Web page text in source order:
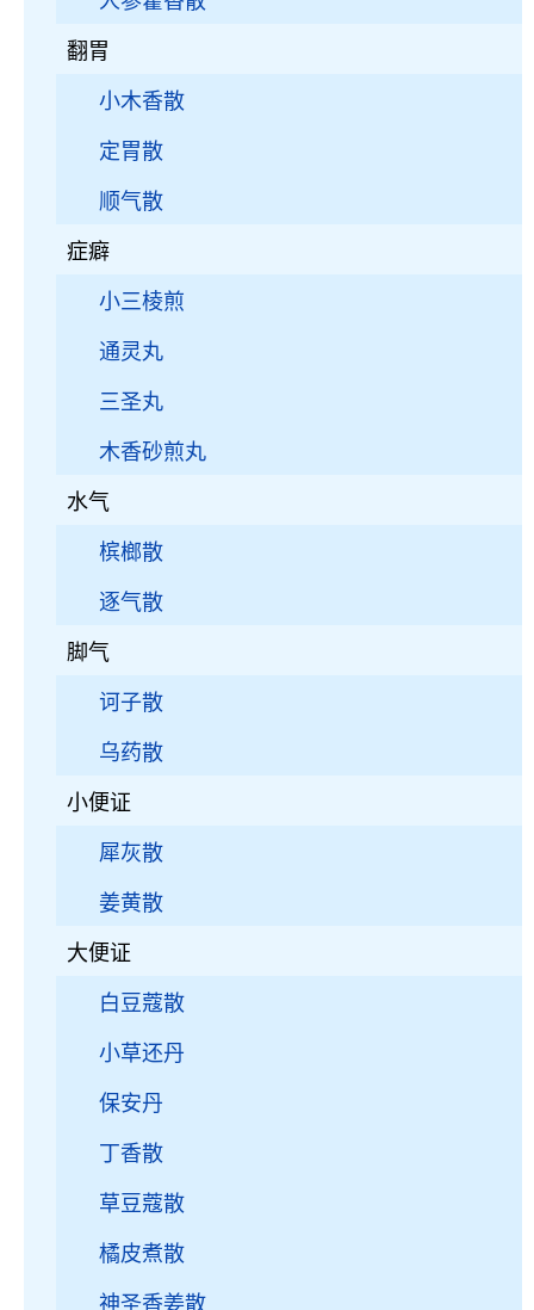
翻胃
小木香散
定胃散
顺气散
症癖
小三棱煎
通灵丸
三圣丸
木香砂煎丸
水气
槟榔散
逐气散
脚气
诃子散
乌药散
小便证
犀灰散
姜黄散
大便证
白豆蔻散
小草还丹
保安丹
丁香散
草豆蔻散
橘皮煮散
神圣香姜散